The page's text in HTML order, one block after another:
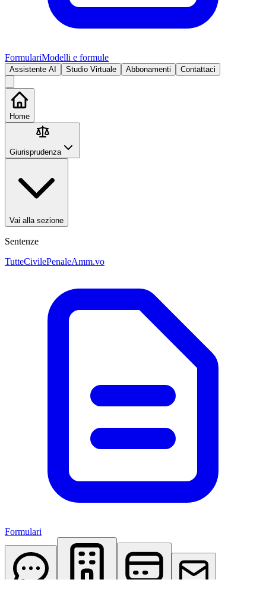
FormulariModelli e formule
Assistente AI Studio Virtuale Abbonamenti Contattaci
Home
Giurisprudenza
Vai alla sezione
Sentenze
TutteCivilePenaleAmm.vo
Formulari